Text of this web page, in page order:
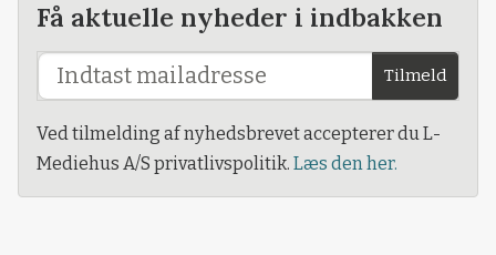
Få aktuelle nyheder i indbakken
Tilmeld
Ved tilmelding af nyhedsbrevet accepterer du L-
Mediehus A/S privatlivspolitik. Læs den her.